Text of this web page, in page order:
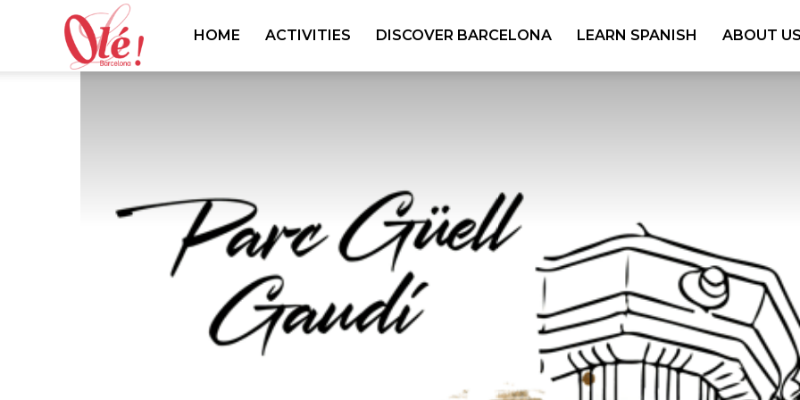
Ole HOME ACTIVITIES DISCOVER BARCELONA LEARN SPANISH ABOUT